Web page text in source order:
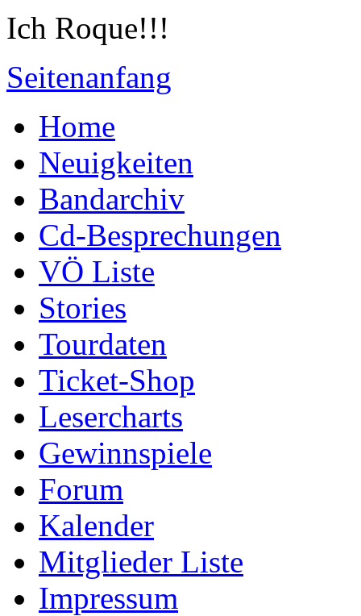
Ich Roque!!!
Seitenanfang
Home
Neuigkeiten
Bandarchiv
Cd-Besprechungen
VÖ Liste
Stories
Tourdaten
Ticket-Shop
Lesercharts
Gewinnspiele
Forum
Kalender
Mitglieder Liste
Impressum